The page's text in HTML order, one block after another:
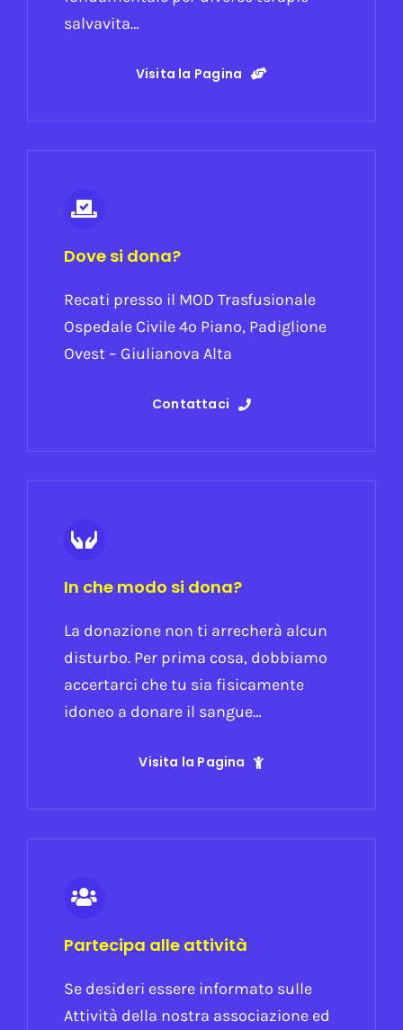
salvavita…
Visita la Pagina
Dove si dona?
Recati presso il MOD Trasfusionale
Ospedale Civile 4º Piano, Padiglione
Ovest – Giulianova Alta
Contattaci
In che modo si dona?
La donazione non ti arrecherà alcun
disturbo. Per prima cosa, dobbiamo
accertarci che tu sia fisicamente
idoneo a donare il sangue…
Visita la Pagina
Partecipa alle attività
Se desideri essere informato sulle
Attività della nostra associazione ed